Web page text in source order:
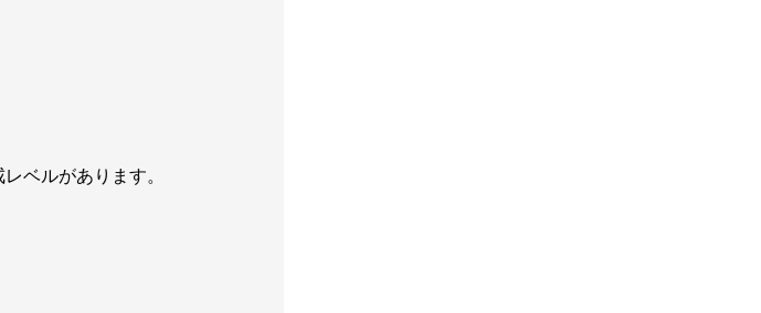
ベルがあります。